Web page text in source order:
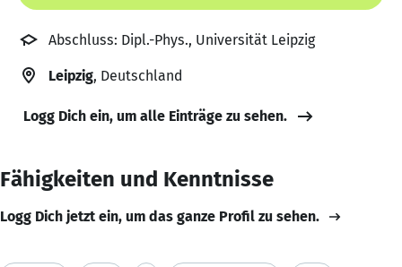
Abschluss: Dipl.-Phys., Universität Leipzig
Leipzig, Deutschland
Logg Dich ein, um alle Einträge zu sehen.
Fähigkeiten und Kenntnisse
Logg Dich jetzt ein, um das ganze Profil zu sehen.